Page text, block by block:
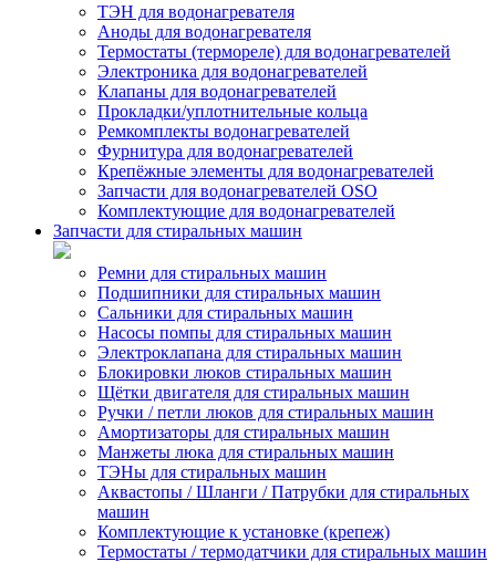
ТЭН для водонагревателя
Аноды для водонагревателя
Термостаты (термореле) для водонагревателей
Электроника для водонагревателей
Клапаны для водонагревателей
Прокладки/уплотнительные кольца
Ремкомплекты водонагревателей
Фурнитура для водонагревателей
Крепёжные элементы для водонагревателей
Запчасти для водонагревателей OSO
Комплектующие для водонагревателей
Запчасти для стиральных машин
Ремни для стиральных машин
Подшипники для стиральных машин
Сальники для стиральных машин
Насосы помпы для стиральных машин
Электроклапана для стиральных машин
Блокировки люков стиральных машин
Щётки двигателя для стиральных машин
Ручки / петли люков для стиральных машин
Амортизаторы для стиральных машин
Манжеты люка для стиральных машин
ТЭНы для стиральных машин
Аквастопы / Шланги / Патрубки для стиральных
машин
Комплектующие к установке (крепеж)
Термостаты / термодатчики для стиральных машин